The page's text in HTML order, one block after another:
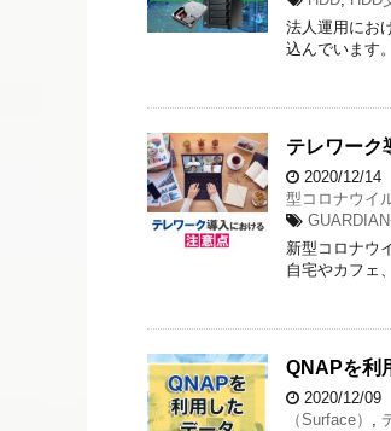
法人運用にお
込んでいます
テレワーク
2020/12/14
型コロナウイ
新型コロナウ
自宅やカフェ
QNAPを利
2020/12/09
（Surface） ,